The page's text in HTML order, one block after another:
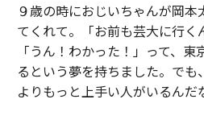
９歳の時におじいちゃんが岡
てくれて。「お前も芸大に行く
「うん！わかった！」って、
るという夢を持ちました。で
よりもっと上手い人がいるんだ